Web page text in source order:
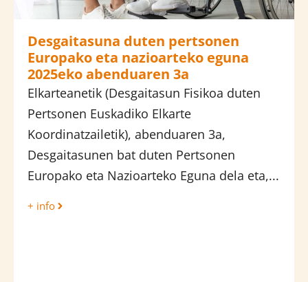
Desgaitasuna duten pertsonen
Europako eta nazioarteko eguna
2025eko abenduaren 3a
Elkarteanetik (Desgaitasun Fisikoa duten
Pertsonen Euskadiko Elkarte
Koordinatzailetik), abenduaren 3a,
Desgaitasunen bat duten Pertsonen
Europako eta Nazioarteko Eguna dela eta,...
+ info